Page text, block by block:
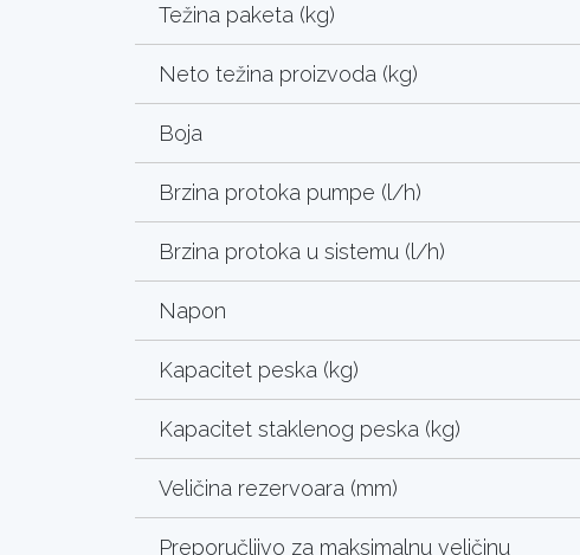
Težina paketa (kg)
Neto težina proizvoda (kg)
Boja
Brzina protoka pumpe (l/h)
Brzina protoka u sistemu (l/h)
Napon
Kapacitet peska (kg)
Kapacitet staklenog peska (kg)
Veličina rezervoara (mm)
Preporučljivo za maksimalnu veličinu